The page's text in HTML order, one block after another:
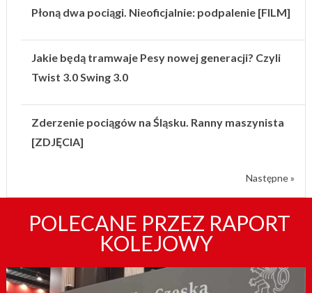
Płoną dwa pociągi. Nieoficjalnie: podpalenie [FILM]
Jakie będą tramwaje Pesy nowej generacji? Czyli
Twist 3.0 Swing 3.0
Zderzenie pociągów na Śląsku. Ranny maszynista
[ZDJĘCIA]
Następne »
POLECANE PRZEZ RAPORT
KOLEJOWY